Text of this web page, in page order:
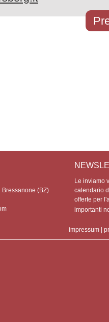
Bressanone (BZ)
Le inviamo
calendario
offerte per
importanti
impressum